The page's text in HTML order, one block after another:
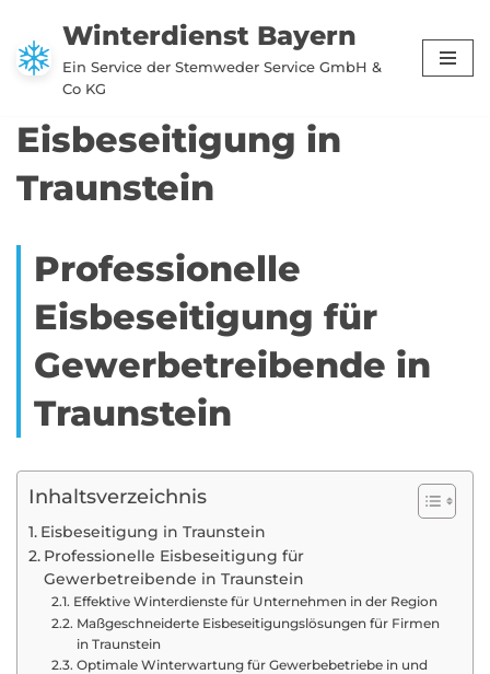
Zum
Inhalt
Winterdienst Bayern
Ein Service der Stemweder Service GmbH &
Co KG
Eisbeseitigung in
Traunstein
Professionelle
Eisbeseitigung für
Gewerbetreibende in
Traunstein
Inhaltsverzeichnis
Eisbeseitigung in Traunstein
Professionelle Eisbeseitigung für
Gewerbetreibende in Traunstein
Effektive Winterdienste für Unternehmen in der Region
Maßgeschneiderte Eisbeseitigungslösungen für Firmen
in Traunstein
Optimale Winterwartung für Gewerbebetriebe in und